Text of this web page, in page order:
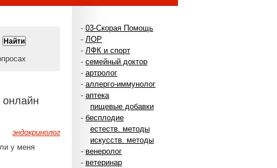
- 03-Скорая Помощь
- ЛОР
- ЛФК и спорт
- семейный доктор
- артролог
- аллерго-иммунолог
- аптека
пищевые добавки
- бесплодие
естеств. методы
искусств. методы
- венеролог
- ветеринар
онлайн
эндокринолог
у меня